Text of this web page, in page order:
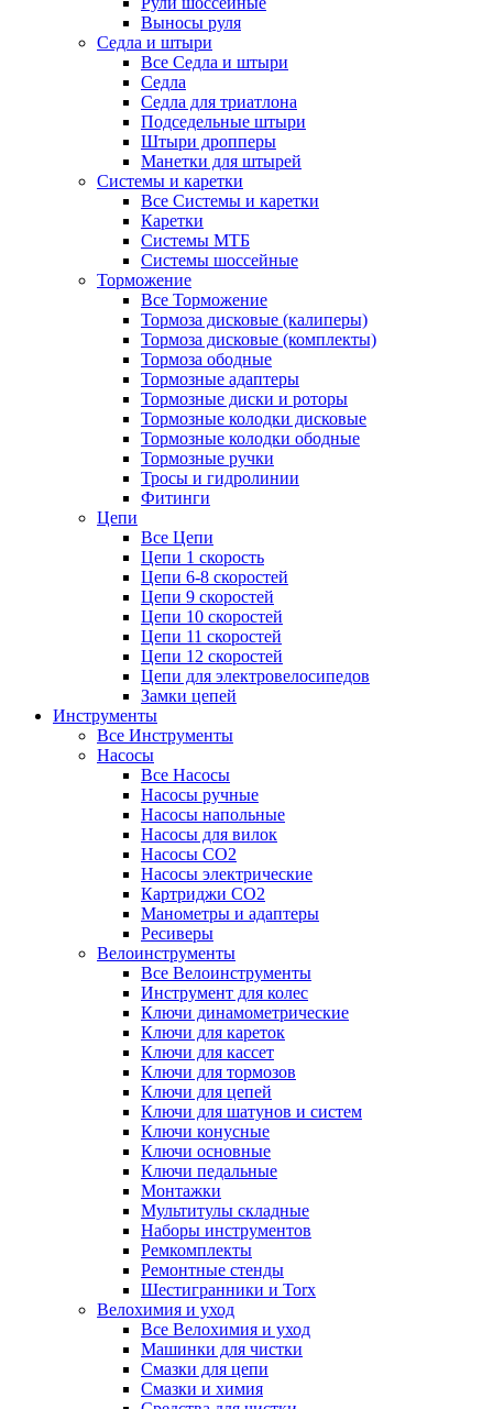
Выносы руля
Седла и штыри
Все Седла и штыри
Седла
Седла для триатлона
Подседельные штыри
Штыри дропперы
Манетки для штырей
Системы и каретки
Все Системы и каретки
Каретки
Системы МТБ
Системы шоссейные
Торможение
Все Торможение
Тормоза дисковые (калиперы)
Тормоза дисковые (комплекты)
Тормоза ободные
Тормозные адаптеры
Тормозные диски и роторы
Тормозные колодки дисковые
Тормозные колодки ободные
Тормозные ручки
Тросы и гидролинии
Фитинги
Цепи
Все Цепи
Цепи 1 скорость
Цепи 6-8 скоростей
Цепи 9 скоростей
Цепи 10 скоростей
Цепи 11 скоростей
Цепи 12 скоростей
Цепи для электровелосипедов
Замки цепей
Инструменты
Все Инструменты
Насосы
Все Насосы
Насосы ручные
Насосы напольные
Насосы для вилок
Насосы CO2
Насосы электрические
Картриджи CO2
Манометры и адаптеры
Ресиверы
Велоинструменты
Все Велоинструменты
Инструмент для колес
Ключи динамометрические
Ключи для кареток
Ключи для кассет
Ключи для тормозов
Ключи для цепей
Ключи для шатунов и систем
Ключи конусные
Ключи основные
Ключи педальные
Монтажки
Мультитулы складные
Наборы инструментов
Ремкомплекты
Ремонтные стенды
Шестигранники и Torx
Велохимия и уход
Все Велохимия и уход
Машинки для чистки
Смазки для цепи
Смазки и химия